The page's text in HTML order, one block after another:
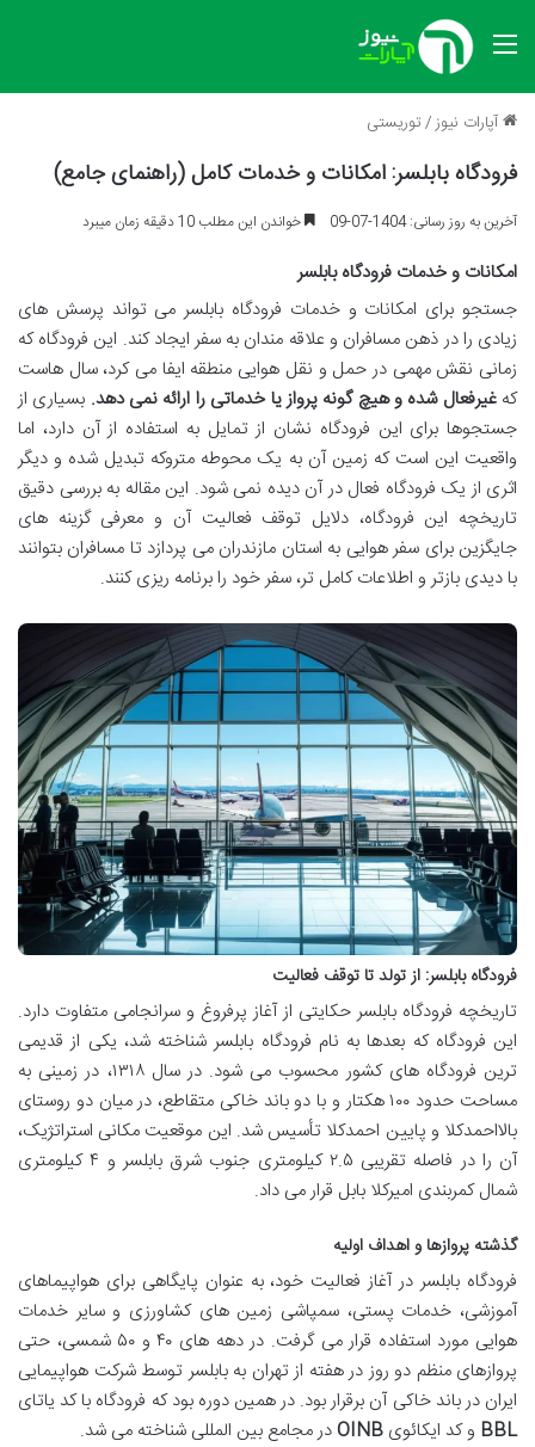
منو
آپارات نیوز/توریستی
فرودگاه بابلسر: امکانات و خدمات کامل (راهنمای جامع)
آخرین به روز رسانی: 1404-07-09 خواندن این مطلب 10 دقیقه زمان میبرد
امکانات و خدمات فرودگاه بابلسر
جستجو برای امکانات و خدمات فرودگاه بابلسر می تواند پرسش های
زیادی را در ذهن مسافران و علاقه مندان به سفر ایجاد کند. این فرودگاه که
زمانی نقش مهمی در حمل و نقل هوایی منطقه ایفا می کرد، سال هاست
کهغیرفعال شده و هیچ گونه پرواز یا خدماتی را ارائه نمی دهد. بسیاری از
جستجوها برای این فرودگاه نشان از تمایل به استفاده از آن دارد، اما
واقعیت این است که زمین آن به یک محوطه متروکه تبدیل شده و دیگر
اثری از یک فرودگاه فعال در آن دیده نمی شود. این مقاله به بررسی دقیق
تاریخچه این فرودگاه، دلایل توقف فعالیت آن و معرفی گزینه های
جایگزین برای سفر هوایی به استان مازندران می پردازد تا مسافران بتوانند
با دیدی بازتر و اطلاعات کامل تر، سفر خود را برنامه ریزی کنند.
فرودگاه بابلسر: از تولد تا توقف فعالیت
تاریخچه فرودگاه بابلسر حکایتی از آغاز پرفروغ و سرانجامی متفاوت دارد.
این فرودگاه که بعدها به نام فرودگاه بابلسر شناخته شد، یکی از قدیمی
ترین فرودگاه های کشور محسوب می شود. در سال ۱۳۱۸، در زمینی به
مساحت حدود ۱۰۰ هکتار و با دو باند خاکی متقاطع، در میان دو روستای
بالااحمدکلا و پایین احمدکلا تأسیس شد. این موقعیت مکانی استراتژیک،
آن را در فاصله تقریبی ۲.۵ کیلومتری جنوب شرق بابلسر و ۴ کیلومتری
شمال کمربندی امیرکلا بابل قرار می داد.
گذشته پروازها و اهداف اولیه
فرودگاه بابلسر در آغاز فعالیت خود، به عنوان پایگاهی برای هواپیماهای
آموزشی، خدمات پستی، سمپاشی زمین های کشاورزی و سایر خدمات
هوایی مورد استفاده قرار می گرفت. در دهه های ۴۰ و ۵۰ شمسی، حتی
پروازهای منظم دو روز در هفته از تهران به بابلسر توسط شرکت هواپیمایی
ایران در باند خاکی آن برقرار بود. در همین دوره بود که فرودگاه با کد یاتای
BBL و کد ایکائوی OINBدر مجامع بین المللی شناخته می شد.